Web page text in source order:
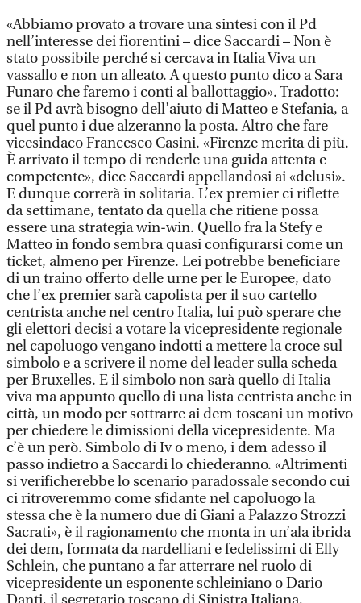
«Abbiamo provato a trovare una sintesi con il Pd
nell’interesse dei fiorentini – dice Saccardi – Non è
stato possibile perché si cercava in Italia Viva un
vassallo e non un alleato. A questo punto dico a Sara
Funaro che faremo i conti al ballottaggio». Tradotto:
se il Pd avrà bisogno dell’aiuto di Matteo e Stefania, a
quel punto i due alzeranno la posta. Altro che fare
vicesindaco Francesco Casini. «Firenze merita di più.
È arrivato il tempo di renderle una guida attenta e
competente», dice Saccardi appellandosi ai «delusi».
E dunque correrà in solitaria. L’ex premier ci riflette
da settimane, tentato da quella che ritiene possa
essere una strategia win-win. Quello fra la Stefy e
Matteo in fondo sembra quasi configurarsi come un
ticket, almeno per Firenze. Lei potrebbe beneficiare
di un traino offerto delle urne per le Europee, dato
che l’ex premier sarà capolista per il suo cartello
centrista anche nel centro Italia, lui può sperare che
gli elettori decisi a votare la vicepresidente regionale
nel capoluogo vengano indotti a mettere la croce sul
simbolo e a scrivere il nome del leader sulla scheda
per Bruxelles. E il simbolo non sarà quello di Italia
viva ma appunto quello di una lista centrista anche in
città, un modo per sottrarre ai dem toscani un motivo
per chiedere le dimissioni della vicepresidente. Ma
c’è un però. Simbolo di Iv o meno, i dem adesso il
passo indietro a Saccardi lo chiederanno. «Altrimenti
si verificherebbe lo scenario paradossale secondo cui
ci ritroveremmo come sfidante nel capoluogo la
stessa che è la numero due di Giani a Palazzo Strozzi
Sacrati», è il ragionamento che monta in un’ala ibrida
dei dem, formata da nardelliani e fedelissimi di Elly
Schlein, che puntano a far atterrare nel ruolo di
vicepresidente un esponente schleiniano o Dario